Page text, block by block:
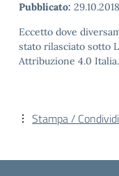
Pubblicato: 29.10.2018
Eccetto dove
stato rilasciato sotto
Attribuzione 4.0 Italia.
Stampa / Condividi